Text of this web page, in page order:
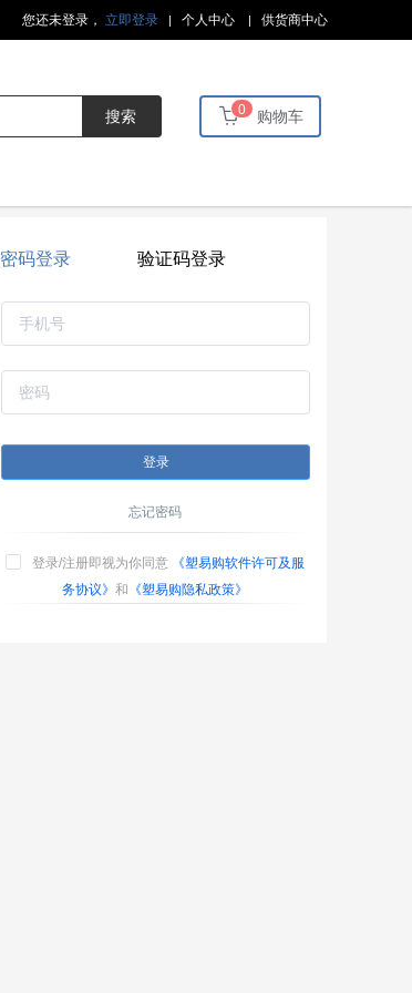
您还未登录， 立即登录 个人中心 供货商中心
搜索 购物车
0
密码登录 验证码登录
登录
忘记密码
登录/注册即视为你同意
《塑易购软件许可及服
务协议》 和 《塑易购隐私政策》